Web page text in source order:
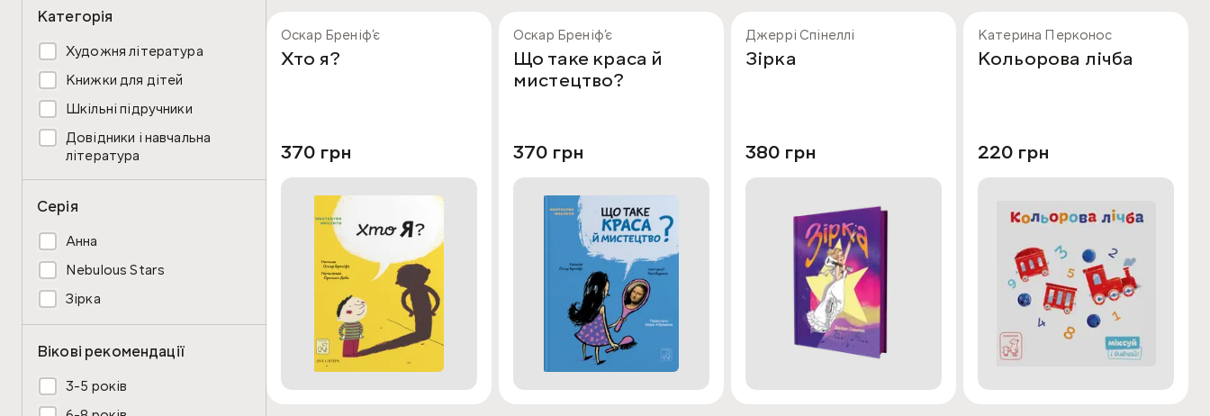
Категорія
Художня література
Книжки для дітей
Шкільні підручники
Довідники і навчальна
література
Серія
Анна
Nebulous Stars
Зірка
Вікові рекомендації
3-5 років
Оскар Бреніфʼє
Хто я?
370 грн
Оскар Бреніфʼє
Що таке краса й
мистецтво?
370 грн
Джеррі Спінеллі
Зірка
380 грн
Катерина Перконос
Кольорова лічба
220 грн